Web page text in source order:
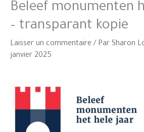
Beleef monumenten
– transparant kopie
Laisser un commentaire / Par Sharon
janvier 2025